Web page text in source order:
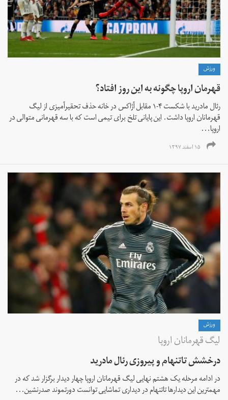
ورزش
قهرمان اروپا چگونه به این روز افتاد؟
رئال مادرید با شکست ۴-۱ مقابل آژاکس در خانه حذف تحقیرآمیزی از لیگ
قهرمانان اروپا داشت. این پایانی تلخ برای تیمی است که با سه قهرمانی متوالی در
اروپا...
۱۵ اسفند ۱۳۹۷
ورزش
لیگ قهرمانان اروپا
درخشش تاتنهام و پیروزی رئال مادرید
در ادامه مرحله یک هشتم نهایی لیگ قهرمانان اروپا چهار دیدار برگزار شد که در
مهمترین این دیدارها تاتنهام در دیداری تماشایی توانست دورتموند صدرنشین...